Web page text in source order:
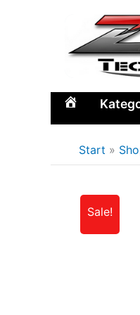
Home
Start
Sale!